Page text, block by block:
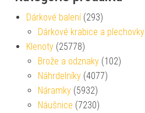
Dárkové balení (293)
Dárkové krabice a plechovky
Klenoty (25778)
Brože a odznaky (102)
Náhrdelníky (4077)
Náramky (5932)
Náušnice (7230)